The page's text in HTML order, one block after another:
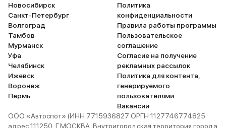
Новосибирск
Санкт-Петербург
Волгоград
Тамбов
Мурманск
Уфа
Челябинск
Ижевск
Воронеж
Пермь
Политика
конфиденциальности
Правила работы программы
Пользовательское
соглашение
Согласие на получение
рекламных рассылок
Политика для контента,
генерируемого
пользователями
Вакансии
ООО «Автоспот» (ИНН 7715936827 ОРГН 1127746774825
адрес 111250, Г.МОСКВА, Внутригородская территория города